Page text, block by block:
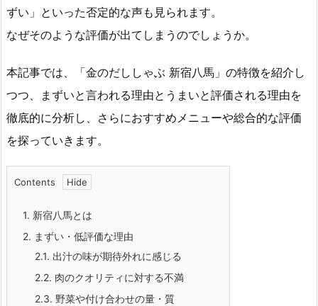
ずい」といった否定的な声も見られます。
なぜそのような評価が出てしまうのでしょうか。
本記事では、「金のだししゃぶ 新宿八馬」の特徴を紹介し
つつ、まずいと言われる理由とうまいと評価される理由を
徹底的に分析し、さらにおすすめメニューや総合的な評価
を探っていきます。
Contents
1. 新宿八馬とは
2. まずい・低評価な理由
2.1. 出汁の味が期待外れに感じる
2.2. 肉のクオリティに対する不満
2.3. 野菜や付け合わせの量・質